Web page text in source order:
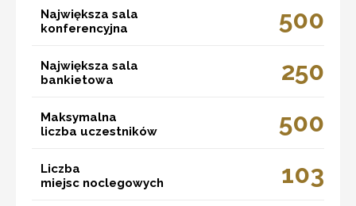
Największa sala
konferencyjna
500
Największa sala
bankietowa
250
Maksymalna
liczba uczestników
500
Liczba
miejsc noclegowych
103